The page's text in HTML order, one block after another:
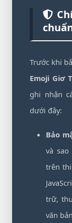
Trước khi
Emoji Giơ
ghi nhận
dưới đây:
Bảo
và
trên
trữ,
văn